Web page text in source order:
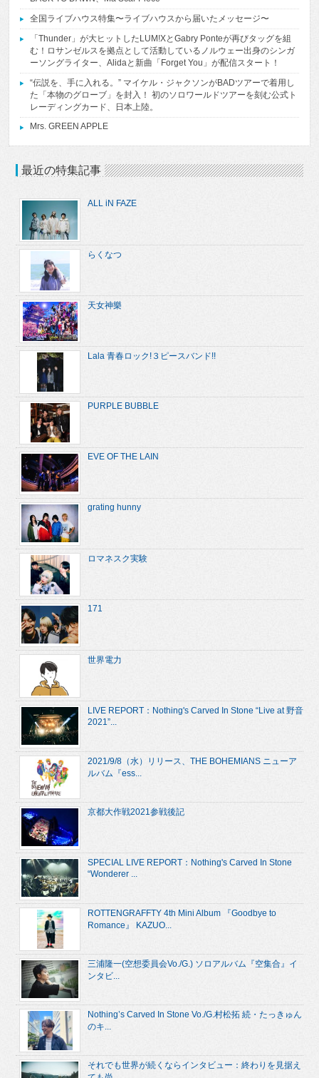
全国ライブハウス特集〜ライブハウスから届いたメッセージ〜
「Thunder」が大ヒットしたLUM!XとGabry Ponteが再びタッグを組
む！ロサンゼルスを拠点として活動しているノルウェー出身のシンガ
ーソングライター、Alidaと新曲「Forget You」が配信スタート！
“伝説を、手に入れる。” マイケル・ジャクソンがBADツアーで着用し
た「本物のグローブ」を封入！ 初のソロワールドツアーを刻む公式ト
レーディングカード、日本上陸。
Mrs. GREEN APPLE
最近の特集記事
ALL iN FAZE
らくなつ
天女神樂
Lala 青春ロック!３ピースバンド!!
PURPLE BUBBLE
EVE OF THE LAIN
grating hunny
ロマネスク実験
171
世界電力
LIVE REPORT：Nothing's Carved In Stone “Live at 野音
2021”...
2021/9/8（水）リリース、THE BOHEMIANS ニューア
ルバム『ess...
京都大作戦2021参戦後記
SPECIAL LIVE REPORT：Nothing's Carved In Stone
“Wonderer ...
ROTTENGRAFFTY 4th Mini Album 『Goodbye to
Romance』 KAZUO...
三浦隆一(空想委員会Vo./G.) ソロアルバム『空集合』イ
ンタビ...
Nothing’s Carved In Stone Vo./G.村松拓 続・たっきゅん
のキ...
それでも世界が続くならインタビュー：終わりを見据え